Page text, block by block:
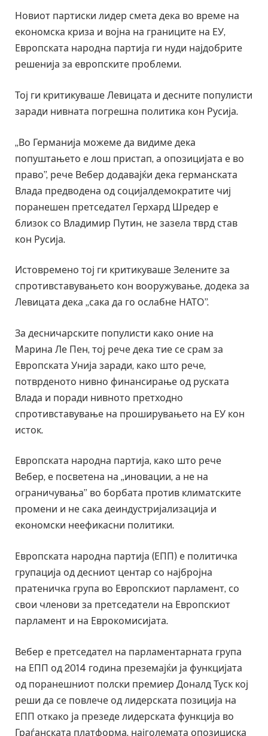
Новиот партиски лидер смета дека во време на
економска криза и војна на границите на ЕУ,
Европската народна партија ги нуди најдобрите
решенија за европските проблеми.
Тој ги критикуваше Левицата и десните популисти
заради нивната погрешна политика кон Русија.
„Во Германија можеме да видиме дека
попуштањето е лош пристап, а опозицијата е во
право”, рече Вебер додавајќи дека германската
Влада предводена од социјалдемократите чиј
поранешен претседател Герхард Шредер е
близок со Владимир Путин, не зазела тврд став
кон Русија.
Истовремено тој ги критикуваше Зелените за
спротивставувањето кон вооружување, додека за
Левицата дека „сака да го ослабне НАТО”.
За десничарските популисти како оние на
Марина Ле Пен, тој рече дека тие се срам за
Европската Унија заради, како што рече,
потврденото нивно финансирање од руската
Влада и поради нивното претходно
спротивставување на проширувањето на ЕУ кон
исток.
Европската народна партија, како што рече
Вебер, е посветена на „иновации, а не на
ограничувања” во борбата против климатските
промени и не сака деиндустријализација и
економски неефикасни политики.
Европската народна партија (ЕПП) е политичка
групација од десниот центар со најбројна
пратеничка група во Европскиот парламент, со
свои членови за претседатели на Европскиот
парламент и на Еврокомисијата.
Вебер е претседател на парламентарната група
на ЕПП од 2014 година преземајќи ја функцијата
од поранешниот полски премиер Доналд Туск кој
реши да се повлече од лидерската позиција на
ЕПП откако ја презеде лидерската функција во
Граѓанската платформа, најголемата опозициска